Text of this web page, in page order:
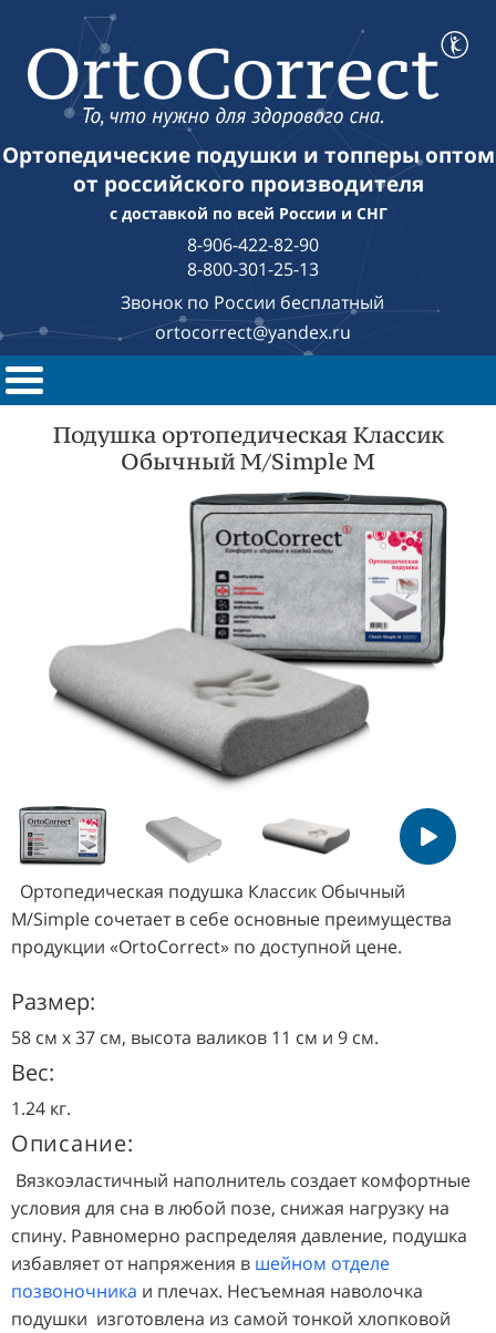
Ортопедические подушки и топперы оптом
от российского производителя
с доставкой по всей России и СНГ
8-906-422-82-90
8-800-301-25-13
Звонок по России бесплатный
ortocorrect@yandex.ru
Подушка ортопедическая Классик
Обычный М/Simple M
Ортопедическая подушка Классик Обычный
М/Simple сочетает в себе основные преимущества
продукции «OrtoCorrect» по доступной цене.
Размер:
58 см х 37 см, высота валиков 11 см и 9 см.
Вес:
1.24 кг.
Описание:
Вязкоэластичный наполнитель создает комфортные
условия для сна в любой позе, снижая нагрузку на
спину. Равномерно распределяя давление, подушка
избавляет от напряжения в шейном отделе
позвоночника и плечах. Несъемная наволочка
подушки изготовлена из самой тонкой хлопковой